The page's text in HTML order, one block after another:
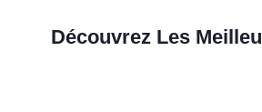
Découvrez Les